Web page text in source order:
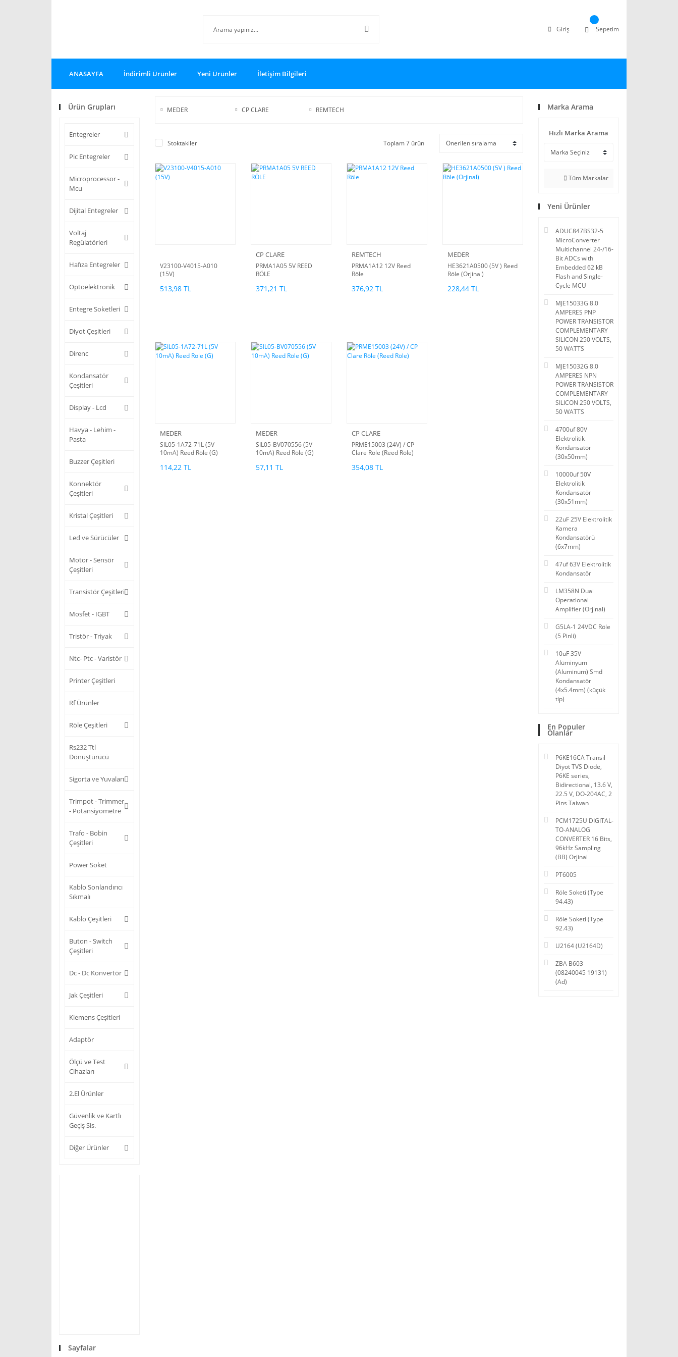
Giriş Sepetim
ANASAYFA İndirimli Ürünler Yeni Ürünler İletişim Bilgileri
Ürün Grupları
Entegreler
Pic Entegreler
Microprocessor -
Mcu
Dijital Entegreler
Voltaj
Regülatörleri
Hafıza Entegreler
Optoelektronik
Entegre Soketleri
Diyot Çeşitleri
Direnc
Kondansatör
Çeşitleri
Display - Lcd
Havya - Lehim -
Pasta
Buzzer Çeşitleri
Konnektör
Çeşitleri
Kristal Çeşitleri
Led ve Sürücüler
Motor - Sensör
Çeşitleri
Transistör Çeşitleri
Mosfet - IGBT
Tristör - Triyak
Ntc- Ptc - Varistör
Printer Çeşitleri
Rf Ürünler
Röle Çeşitleri
Rs232 Ttl
Dönüştürücü
Sigorta ve Yuvaları
Trimpot - Trimmer
- Potansiyometre
Trafo - Bobin
Çeşitleri
Power Soket
Kablo Sonlandırıcı
Sıkmalı
Kablo Çeşitleri
Buton - Switch
Çeşitleri
Dc - Dc Konvertör
Jak Çeşitleri
Klemens Çeşitleri
Adaptör
Ölçü ve Test
Cihazları
2.El Ürünler
Güvenlik ve Kartlı
Geçiş Sis.
Diğer Ürünler
Sayfalar
MEDER CP CLARE REMTECH
Stoktakiler Toplam 7 ürün
V23100-V4015-A010
(15V)
513,98 TL
CP CLARE
PRMA1A05 5V REED
RÖLE
371,21 TL
REMTECH
PRMA1A12 12V Reed
Röle
376,92 TL
MEDER
HE3621A0500 (5V ) Reed
Röle (Orjinal)
228,44 TL
MEDER
SIL05-1A72-71L (5V
10mA) Reed Röle (G)
114,22 TL
MEDER
SIL05-BV070556 (5V
10mA) Reed Röle (G)
57,11 TL
CP CLARE
PRME15003 (24V) / CP
Clare Röle (Reed Röle)
354,08 TL
Marka Arama
Hızlı Marka Arama
Tüm Markalar
Yeni Ürünler
ADUC847BS32-5
MicroConverter
Multichannel 24-/16-
Bit ADCs with
Embedded 62 kB
Flash and Single-
Cycle MCU
MJE15033G 8.0
AMPERES PNP
POWER TRANSISTOR
COMPLEMENTARY
SILICON 250 VOLTS,
50 WATTS
MJE15032G 8.0
AMPERES NPN
POWER TRANSISTOR
COMPLEMENTARY
SILICON 250 VOLTS,
50 WATTS
4700uf 80V
Elektrolitik
Kondansatör
(30x50mm)
10000uf 50V
Elektrolitik
Kondansatör
(30x51mm)
22uF 25V Elektrolitik
Kamera
Kondansatörü
(6x7mm)
47uf 63V Elektrolitik
Kondansatör
LM358N Dual
Operational
Amplifier (Orjinal)
G5LA-1 24VDC Röle
(5 Pinli)
10uF 35V
Alüminyum
(Aluminum) Smd
Kondansatör
(4x5.4mm) (küçük
tip)
En Populer
Olanlar
P6KE16CA Transil
Diyot TVS Diode,
P6KE series,
Bidirectional, 13.6 V,
22.5 V, DO-204AC, 2
Pins Taiwan
PCM1725U DIGITAL-
TO-ANALOG
CONVERTER 16 Bits,
96kHz Sampling
(BB) Orjinal
PT6005
Röle Soketi (Type
94.43)
Röle Soketi (Type
92.43)
U2164 (U2164D)
ZBA B603
(08240045 19131)
(Ad)